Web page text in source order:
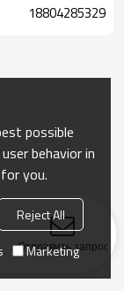
18804285329
Отправить запрос
possible
behavior in
you.
Reject All
Marketing